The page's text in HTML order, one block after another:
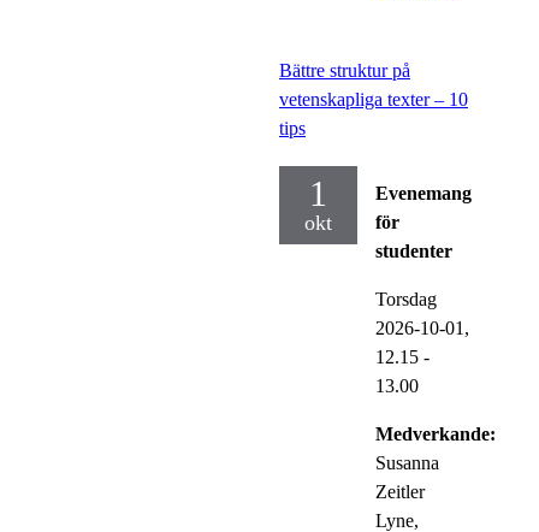
Bättre struktur på
vetenskapliga texter – 10
tips
1
okt
Evenemang
för
studenter
Torsdag
2026-10-01,
12.15 -
13.00
Medverkande:
Susanna
Zeitler
Lyne,